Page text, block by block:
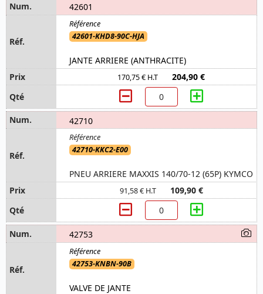
42601
42601-KHD8-90C-HJA
JANTE ARRIERE (ANTHRACITE)
170,75 € H.T 204,90 €
42710
42710-KKC2-E00
PNEU ARRIERE MAXXIS 140/70-12 (65P) KYMCO
91,58 € H.T 109,90 €
42753
42753-KNBN-90B
VALVE DE JANTE